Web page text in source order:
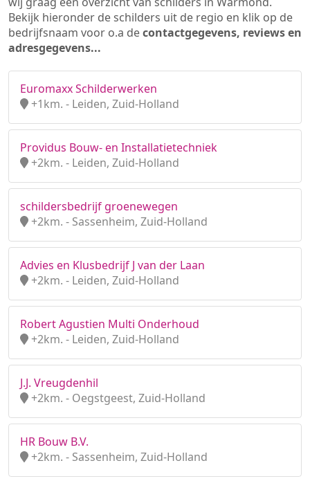
Bekijk hieronder de schilders uit de regio en klik op de
bedrijfsnaam voor o.a decontactgegevens, reviews en
adresgegevens...
Euromaxx Schilderwerken
+1km. - Leiden, Zuid-Holland
Providus Bouw- en Installatietechniek
+2km. - Leiden, Zuid-Holland
schildersbedrijf groenewegen
+2km. - Sassenheim, Zuid-Holland
Advies en Klusbedrijf J van der Laan
+2km. - Leiden, Zuid-Holland
Robert Agustien Multi Onderhoud
+2km. - Leiden, Zuid-Holland
J.J. Vreugdenhil
+2km. - Oegstgeest, Zuid-Holland
HR Bouw B.V.
+2km. - Sassenheim, Zuid-Holland